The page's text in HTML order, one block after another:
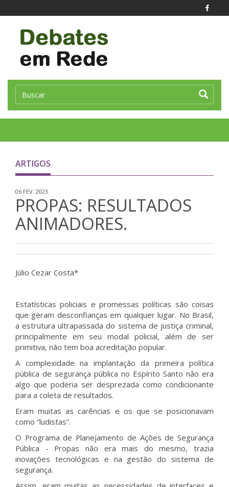
ARTIGOS
06 FEV. 2023
PROPAS: RESULTADOS
ANIMADORES.
Júlio Cezar Costa*
Estatísticas policiais e promessas políticas são coisas
que geram desconfianças em qualquer lugar. No Brasil,
a estrutura ultrapassada do sistema de justiça criminal,
principalmente em seu modal policial, além de ser
primitiva, não tem boa acreditação popular.
A complexidade na implantação da primeira política
pública de segurança pública no Espírito Santo não era
algo que poderia ser desprezada como condicionante
para a coleta de resultados.
Eram muitas as carências e os que se posicionavam
como “ludistas”.
O Programa de Planejamento de Ações de Segurança
Pública - Propas não era mais do mesmo, trazia
inovações tecnológicas e na gestão do sistema de
segurança.